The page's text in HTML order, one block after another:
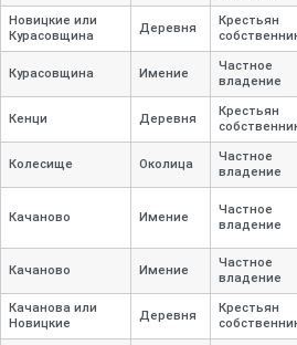
Новицкие или
Курасовщина
Деревня
Крестьян
Курасовщина Имение
Частное
владение
Кенци Деревня
Крестьян
Колесище Околица
Частное
владение
Качаново Имение
Частное
владение
Качаново Имение
Частное
владение
Качанова или
Новицкие
Деревня
Крестьян